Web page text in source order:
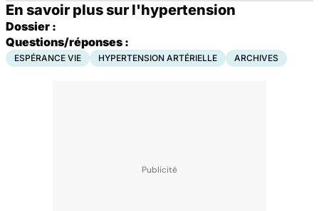
En savoir plus sur l'hypertension
Dossier :
Questions/réponses :
ESPÉRANCE VIE HYPERTENSION ARTÉRIELLE ARCHIVES